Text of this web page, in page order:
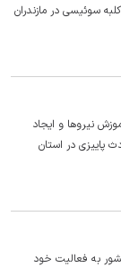
سوئیسی در مازندران
نیروها و ایجاد
پاییزی در استان
به فعالیت خود